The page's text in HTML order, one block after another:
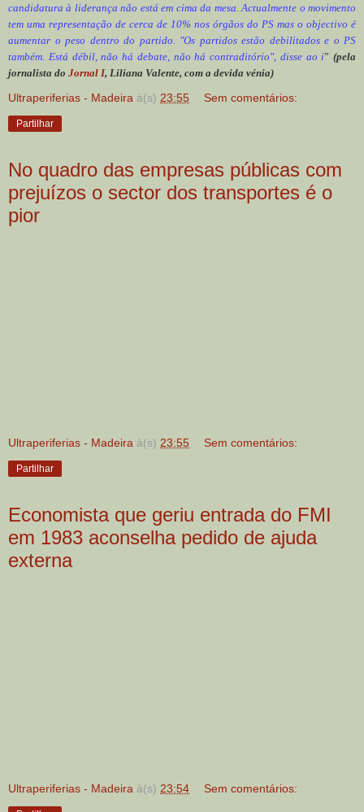
candidatura à liderança não está em cima da mesa. Actualmente o movimento
tem uma representação de cerca de 10% nos órgãos do PS mas o objectivo é
aumentar o peso dentro do partido. "Os partidos estão debilitados e o PS
também. Está débil, não há debate, não há contraditório", disse ao i” (pela
jornalista do Jornal I, Liliana Valente, com a devida vénia)
Ultraperiferias - Madeira à(s) 23:55 Sem comentários:
Partilhar
No quadro das empresas públicas com
prejuízos o sector dos transportes é o
pior
Ultraperiferias - Madeira à(s) 23:55 Sem comentários:
Partilhar
Economista que geriu entrada do FMI
em 1983 aconselha pedido de ajuda
externa
Ultraperiferias - Madeira à(s) 23:54 Sem comentários: